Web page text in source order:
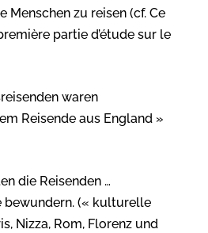
Menschen zu reisen (cf. Ce
partie d’étude sur le
waren
Reisende aus England »
die Reisenden …
bewundern. (« kulturelle
Nizza, Rom, Florenz und